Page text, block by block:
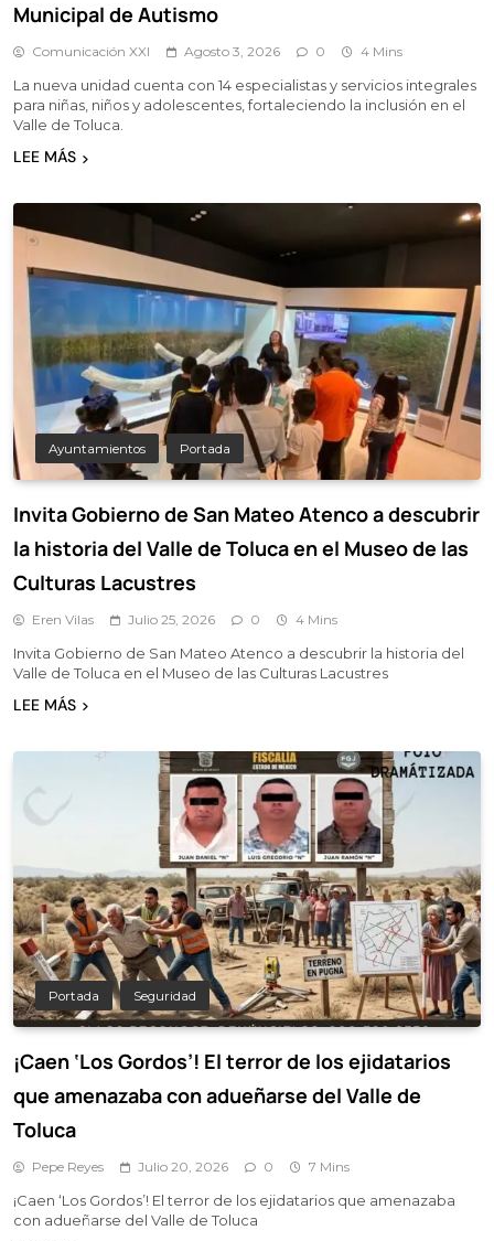
Municipal de Autismo
Comunicación XXI Agosto 3, 2026 0 4 Mins
La nueva unidad cuenta con 14 especialistas y servicios integrales
para niñas, niños y adolescentes, fortaleciendo la inclusión en el
Valle de Toluca.
LEE MÁS
Ayuntamientos Portada
Invita Gobierno de San Mateo Atenco a descubrir
la historia del Valle de Toluca en el Museo de las
Culturas Lacustres
Eren Vilas Julio 25, 2026 0 4 Mins
Invita Gobierno de San Mateo Atenco a descubrir la historia del
Valle de Toluca en el Museo de las Culturas Lacustres
LEE MÁS
Portada Seguridad
¡Caen ‘Los Gordos’! El terror de los ejidatarios
que amenazaba con adueñarse del Valle de
Toluca
Pepe Reyes Julio 20, 2026 0 7 Mins
¡Caen ‘Los Gordos’! El terror de los ejidatarios que amenazaba
con adueñarse del Valle de Toluca